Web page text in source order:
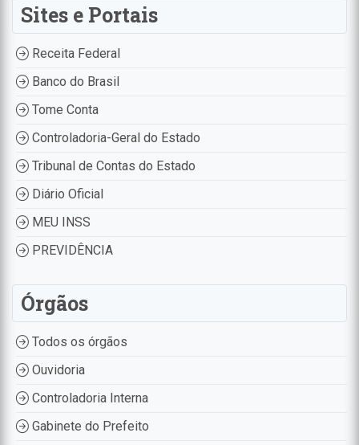
Sites e Portais
Receita Federal
Banco do Brasil
Tome Conta
Controladoria-Geral do Estado
Tribunal de Contas do Estado
Diário Oficial
MEU INSS
PREVIDÊNCIA
Órgãos
Todos os órgãos
Ouvidoria
Controladoria Interna
Gabinete do Prefeito